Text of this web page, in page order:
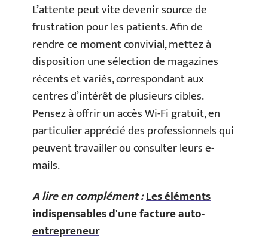
L’attente peut vite devenir source de
frustration pour les patients. Afin de
rendre ce moment convivial, mettez à
disposition une sélection de magazines
récents et variés, correspondant aux
centres d’intérêt de plusieurs cibles.
Pensez à offrir un accès Wi-Fi gratuit, en
particulier apprécié des professionnels qui
peuvent travailler ou consulter leurs e-
mails.
A lire en complément :Les éléments
indispensables d'une facture auto-
entrepreneur